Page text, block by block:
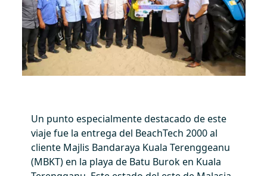
Un punto especialmente destacado de este
viaje fue la entrega del BeachTech 2000 al
cliente Majlis Bandaraya Kuala Terenggeanu
(MBKT) en la playa de Batu Burok en Kuala